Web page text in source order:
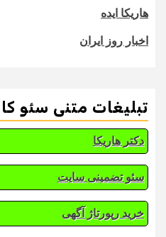
هاریکا ایده
اخبار روز ایران
تبلیغات متنی سئو
دکتر هاریکا
سئو تضمینی سایت
خرید رپورتاژ آگهی